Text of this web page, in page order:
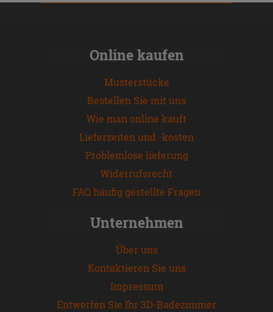
Online kaufen
Musterstücke
Bestellen Sie mit uns
Wie man online kauft
Lieferzeiten und -kosten
Problemlose lieferung
Widerrufsrecht
FAQ häufig gestellte Fragen
Unternehmen
Über uns
Kontaktieren Sie uns
Impressum
Entwerfen Sie Ihr 3D-Badezimmer